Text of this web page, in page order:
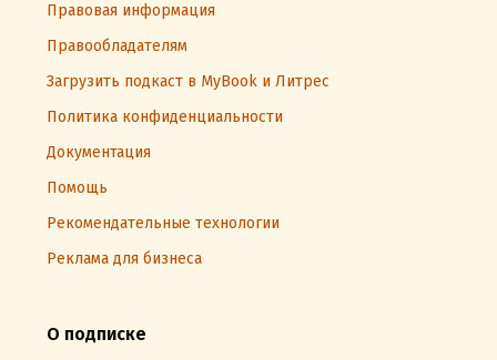
Правовая информация
Правообладателям
Загрузить подкаст в MyBook и Литрес
Политика конфиденциальности
Документация
Помощь
Рекомендательные технологии
Реклама для бизнеса
О подписке